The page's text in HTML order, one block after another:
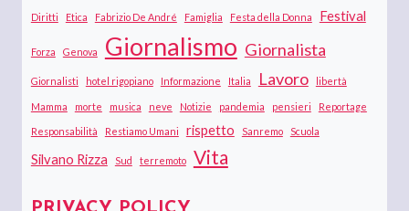
Diritti Etica Fabrizio De André Famiglia Festa della Donna Festival
Forza Genova Giornalismo Giornalista
Giornalisti hotel rigopiano Informazione Italia Lavoro libertà
Mamma morte musica neve Notizie pandemia pensieri Reportage
Responsabilità Restiamo Umani rispetto Sanremo Scuola
Silvano Rizza Sud terremoto Vita